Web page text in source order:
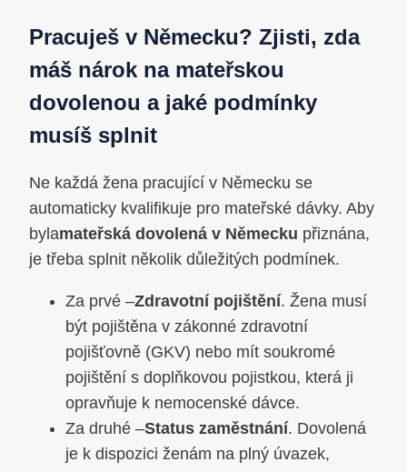
Pracuješ v Německu? Zjisti, zda
máš nárok na mateřskou
dovolenou a jaké podmínky
musíš splnit
Ne každá žena pracující v Německu se
automaticky kvalifikuje pro mateřské dávky. Aby
bylamateřská dovolená v Německu přiznána,
je třeba splnit několik důležitých podmínek.
Za prvé –Zdravotní pojištění. Žena musí
být pojištěna v zákonné zdravotní
pojišťovně (GKV) nebo mít soukromé
pojištění s doplňkovou pojistkou, která ji
opravňuje k nemocenské dávce.
Za druhé –Status zaměstnání. Dovolená
je k dispozici ženám na plný úvazek,